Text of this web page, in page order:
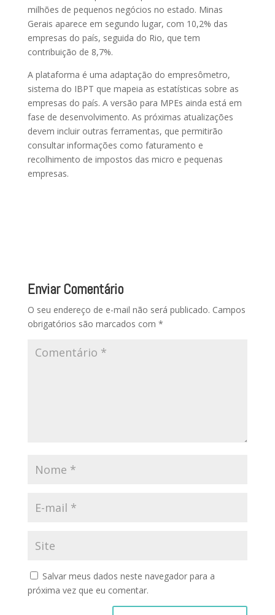
milhões de pequenos negócios no estado. Minas
Gerais aparece em segundo lugar, com 10,2% das
empresas do país, seguida do Rio, que tem
contribuição de 8,7%.
A plataforma é uma adaptação do empresômetro,
sistema do IBPT que mapeia as estatísticas sobre as
empresas do país. A versão para MPEs ainda está em
fase de desenvolvimento. As próximas atualizações
devem incluir outras ferramentas, que permitirão
consultar informações como faturamento e
recolhimento de impostos das micro e pequenas
empresas.
Enviar Comentário
O seu endereço de e-mail não será publicado. Campos
obrigatórios são marcados com *
Salvar meus dados neste navegador para a
próxima vez que eu comentar.